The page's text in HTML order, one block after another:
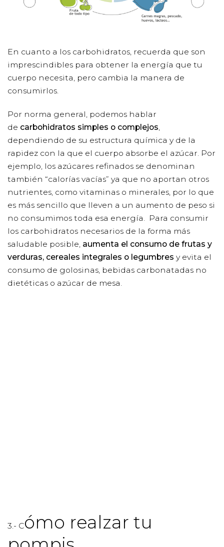
En cuanto a los carbohidratos, recuerda que son
imprescindibles para obtener la energía que tu
cuerpo necesita, pero cambia la manera de
consumirlos.
Por norma general, podemos hablar
de carbohidratos simples o complejos,
dependiendo de su estructura química y de la
rapidez con la que el cuerpo absorbe el azúcar. Por
ejemplo, los azúcares refinados se denominan
también “calorías vacías” ya que no aportan otros
nutrientes, como vitaminas o minerales, por lo que
es más sencillo que lleven a un aumento de peso si
no consumimos toda esa energía. Para consumir
los carbohidratos necesarios de la forma más
saludable posible, aumenta el consumo de frutas y
verduras, cereales integrales o legumbres y evita el
consumo de golosinas, bebidas carbonatadas no
dietéticas o azúcar de mesa.
3.- Cómo realzar tu